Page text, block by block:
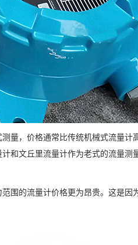
量，价格通常比传统机械式流量计
和文丘里流量计作为老式的流量测
围的流量计价格更为昂贵。这是因